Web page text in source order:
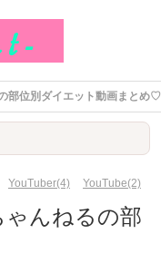
部位別ダイエット動画まとめ♡
YouTuber(4) YouTube(2)
んねるの部